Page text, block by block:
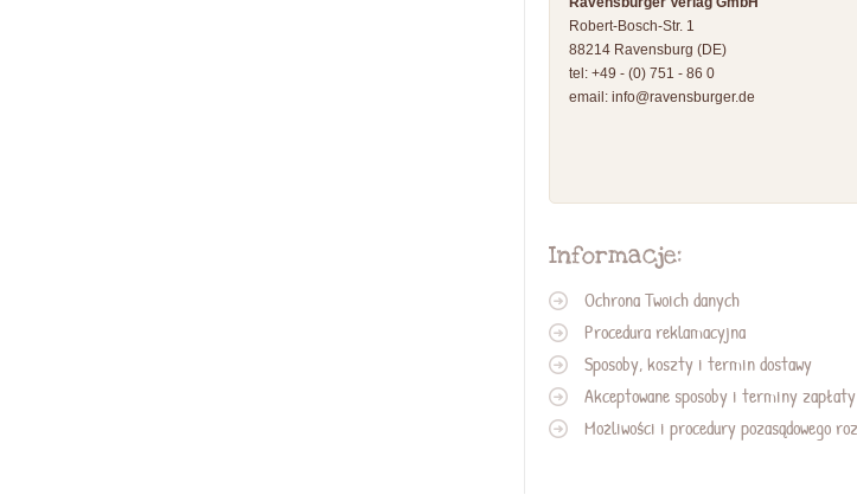
Robert-Bosch-Str. 1
88214 Ravensburg (DE)
tel: +49 - (0) 751 - 86 0
email: info@ravensburger.de
Informacje:
Ochrona Twoich danych
Procedura reklamacyjna
Sposoby, koszty i termin dostawy
Akceptowane sposoby i terminy zapłaty
Możliwości i procedury pozasądowego